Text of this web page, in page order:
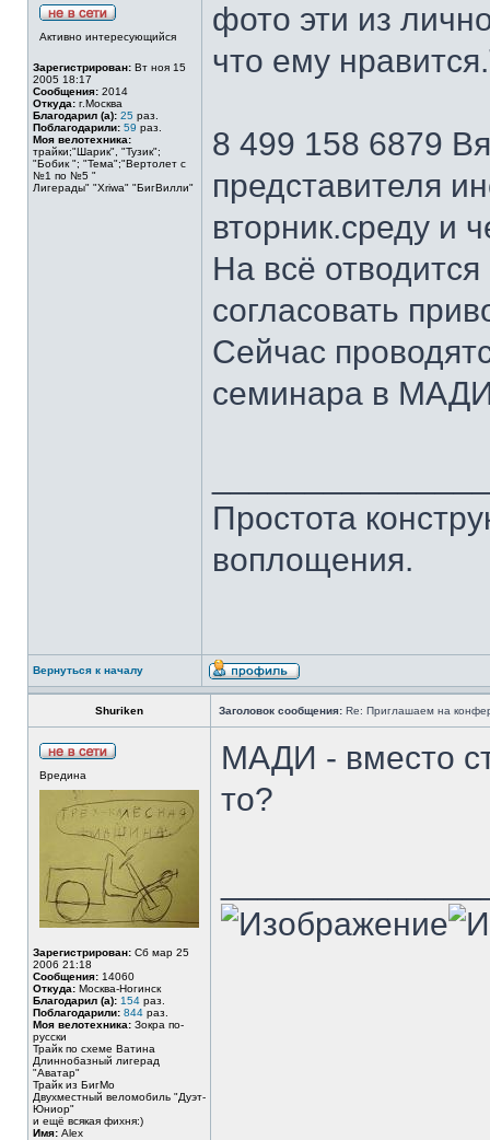
Активно интересующийся
Зарегистрирован: Вт ноя 15
2005 18:17
Сообщения: 2014
Откуда: г.Москва
Благодарил (а): 25 раз.
Поблагодарили: 59 раз.
Моя велотехника:
трайки;"Шарик", "Тузик";
"Бобик "; "Тема";"Вертолет с
№1 по №5 "
Лигерады" "Хriwa" "БигВилли"
фото эти из
что ему
8 499 158 6879
представителя
вторник.среду и
На всё
согласовать
Сейчас
семинара в
Простота
воплощения.
Вернуться к началу
Shuriken Заголовок сообщения: Re: Приглашаем на
Вредина
Зарегистрирован: Сб мар 25
2006 21:18
Сообщения: 14060
Откуда: Москва-Ногинск
Благодарил (а): 154 раз.
Поблагодарили: 844 раз.
Моя велотехника: Зокра по-
русски
Трайк по схеме Ватина
Длиннобазный лигерад
"Аватар"
Трайк из БигМо
Двухместный веломобиль "Дуэт-
Юниор"
и ещё всякая фихня:)
Имя: Alex
МАДИ - вместо
то?